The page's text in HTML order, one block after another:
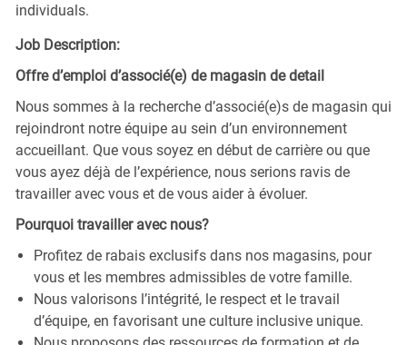
individuals.
Job Description:
Offre d’emploi d’associé(e) de magasin de detail
Nous sommes à la recherche d’associé(e)s de magasin qui
rejoindront notre équipe au sein d’un environnement
accueillant. Que vous soyez en début de carrière ou que
vous ayez déjà de l’expérience, nous serions ravis de
travailler avec vous et de vous aider à évoluer.
Pourquoi travailler avec nous?
Profitez de rabais exclusifs dans nos magasins, pour
vous et les membres admissibles de votre famille.
Nous valorisons l’intégrité, le respect et le travail
d’équipe, en favorisant une culture inclusive unique.